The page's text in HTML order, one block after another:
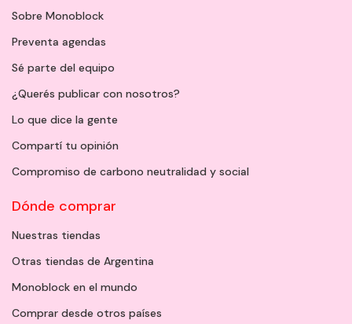
Sobre Monoblock
Preventa agendas
Sé parte del equipo
¿Querés publicar con nosotros?
Lo que dice la gente
Compartí tu opinión
Compromiso de carbono neutralidad y social
Dónde comprar
Nuestras tiendas
Otras tiendas de Argentina
Monoblock en el mundo
Comprar desde otros países